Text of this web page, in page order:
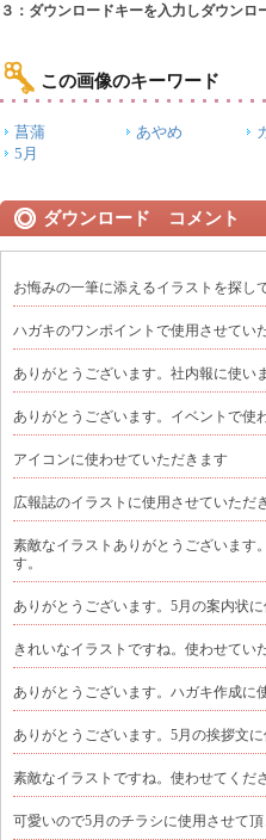
３：ダウンロードキーを入力しダウンロ
この画像のキーワード
菖蒲 あやめ
5月
ダウンロード コメント
お悔みの一筆に添えるイラストを探し
ハガキのワンポイントで使用させてい
ありがとうございます。社内報に使い
ありがとうございます。イベントで使
アイコンに使わせていただきます
広報誌のイラストに使用させていただ
素敵なイラストありがとうございます
す。
ありがとうございます。5月の案内状に
きれいなイラストですね。使わせてい
ありがとうございます。ハガキ作成に
ありがとうございます。5月の挨拶文に
素敵なイラストですね。使わせてくだ
可愛いので5月のチラシに使用させて